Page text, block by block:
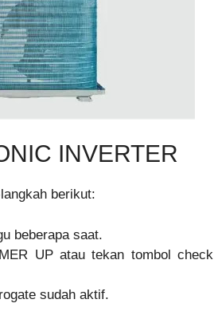
INVERTER
berikut:
beberapa saat.
UP atau tekan tombol check
sudah aktif.